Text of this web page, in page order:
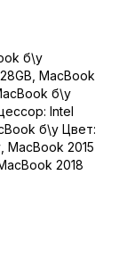
б\у
MacBook
б\у
Intel
б\у Цвет:
MacBook 2015
2018